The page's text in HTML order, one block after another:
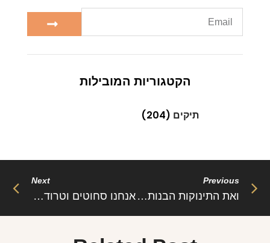
הקטגוריות המובילות
תיקים (204)
Previous
ואת התינוקות הבנות ילבישו עם נגיעות אדומות או וורודות, מאחר והצבע האדום מסמל על חום, יצריות, והצבע
Next
אנחנו סחוטים וטרודים ברשימות , קניות, הכשרה של הבית, מכירת החמץ , כל דיני החג, איפה מתארחים, את מי מארחים, מה מבשלים